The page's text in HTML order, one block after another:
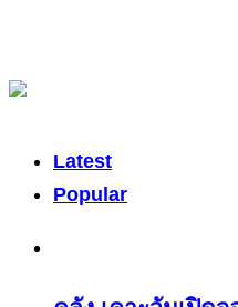
Latest
Popular